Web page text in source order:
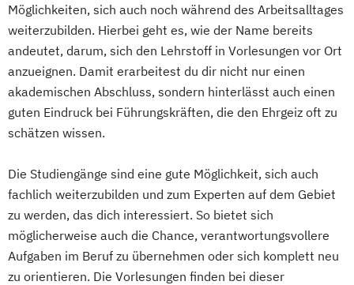
Wirtschaftspsychologie
Wirtschaftspsychologie - Digital
Transformation Management
Wirtschaftspsychologie - Sport- &
Leistungspsychologie
Wirtschafts­ingenieurwesen
Möglichkeiten, sich auch noch während des Arbeitsalltages
weiterzubilden. Hierbei geht es, wie der Name bereits
andeutet, darum, sich den Lehrstoff in Vorlesungen vor Ort
anzueignen. Damit erarbeitest du dir nicht nur einen
akademischen Abschluss, sondern hinterlässt auch einen
guten Eindruck bei Führungskräften, die den Ehrgeiz oft zu
schätzen wissen.
Die Studiengänge sind eine gute Möglichkeit, sich auch
fachlich weiterzubilden und zum Experten auf dem Gebiet
zu werden, das dich interessiert. So bietet sich
möglicherweise auch die Chance, verantwortungsvollere
Aufgaben im Beruf zu übernehmen oder sich komplett neu
zu orientieren. Die Vorlesungen finden bei dieser